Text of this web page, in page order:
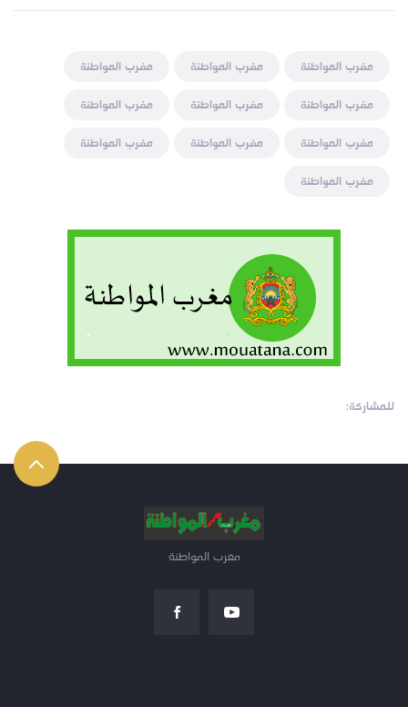
مغرب المواطنة مغرب المواطنة
مغرب المواطنة
مغرب المواطنة
مغرب المواطنة
مغرب المواطنة
مغرب المواطنة
مغرب المواطنة
مغرب المواطنة
مغرب المواطنة
للمشاركة:
مغرب المواطنة